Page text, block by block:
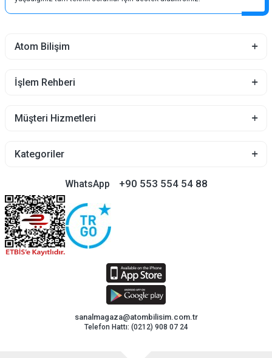
Atom Bilişim
İşlem Rehberi
Müşteri Hizmetleri
Kategoriler
WhatsApp +90 553 554 54 88
sanalmagaza@atombilisim.com.tr
Telefon Hattı: (0212) 908 07 24